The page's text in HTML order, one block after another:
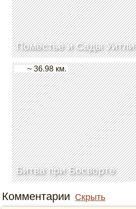
Поместье и Сады Уитли
Битва при Босворте
~ 36.98 км.
Комментарии Скрыть